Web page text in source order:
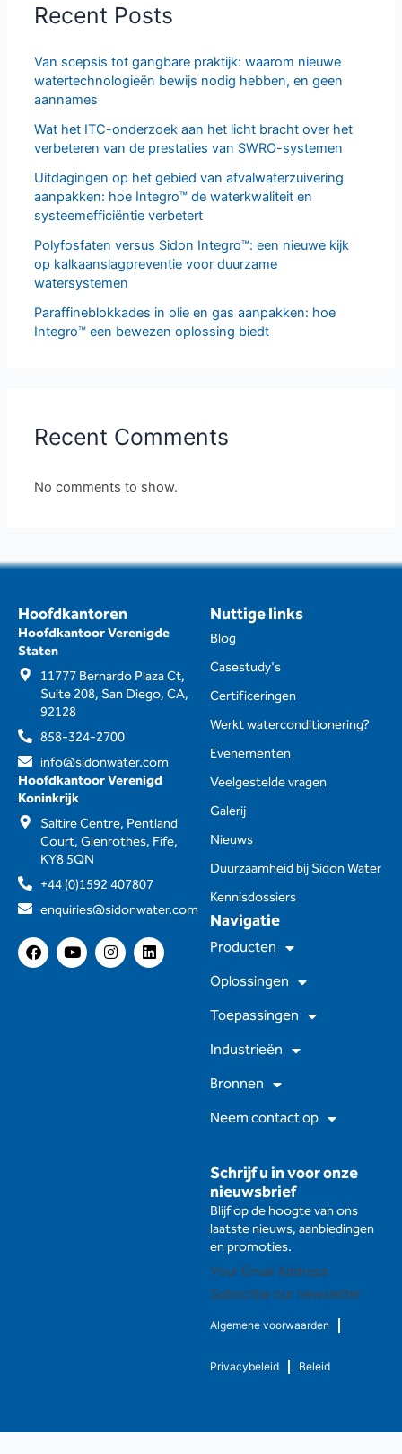
Recent Posts
Van scepsis tot gangbare praktijk: waarom nieuwe
watertechnologieën bewijs nodig hebben, en geen
aannames
Wat het ITC-onderzoek aan het licht bracht over het
verbeteren van de prestaties van SWRO-systemen
Uitdagingen op het gebied van afvalwaterzuivering
aanpakken: hoe Integro™ de waterkwaliteit en
systeemefficiëntie verbetert
Polyfosfaten versus Sidon Integro™: een nieuwe kijk
op kalkaanslagpreventie voor duurzame
watersystemen
Paraffineblokkades in olie en gas aanpakken: hoe
Integro™ een bewezen oplossing biedt
Recent Comments
No comments to show.
Hoofdkantoren
Hoofdkantoor Verenigde
Staten
11777 Bernardo Plaza Ct,
Suite 208, San Diego, CA,
92128
858-324-2700
info@sidonwater.com
Hoofdkantoor Verenigd
Koninkrijk
Saltire Centre, Pentland
Court, Glenrothes, Fife,
KY8 5QN
+44 (0)1592 407807
enquiries@sidonwater.com
F
a
c
Y
o
u
I
n
s
L
i
n
Schrijf u in voor onze
nieuwsbrief
Blijf op de hoogte van ons
laatste nieuws, aanbiedingen
en promoties.
Subscribe our newsletter
Algemene voorwaarden
Privacybeleid Beleid
Navigatie
Producten
Oplossingen
Toepassingen
Industrieën
Bronnen
Neem contact op
Nuttige links
Blog
Casestudy's
Certificeringen
Werkt waterconditionering?
Evenementen
Veelgestelde vragen
Galerij
Nieuws
Duurzaamheid bij Sidon Water
Kennisdossiers